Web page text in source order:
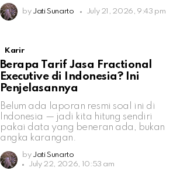
by Jati Sunarto July 21, 2026, 9:43 pm
Karir
Berapa Tarif Jasa Fractional
Executive di Indonesia? Ini
Penjelasannya
Belum ada laporan resmi soal ini di
Indonesia — jadi kita hitung sendiri
pakai data yang beneran ada, bukan
angka karangan.
by Jati Sunarto
July 22, 2026, 10:53 am